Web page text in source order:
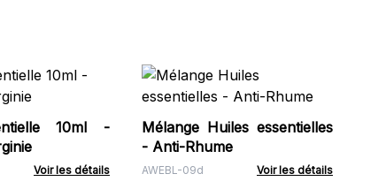
10ml -
Voir les détails
Mélange Huiles essentielles
- Anti-Rhume
AWEBL-09d Voir les détails